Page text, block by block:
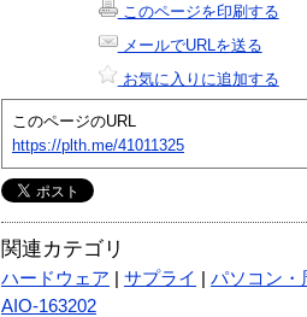
このページを印刷する
メールでURLを送る
お気に入りに追加する
このページのURL
https://plth.me/41011325
関連カテゴリ
ハードウェア サプライ
パソコン・
AIO-163202